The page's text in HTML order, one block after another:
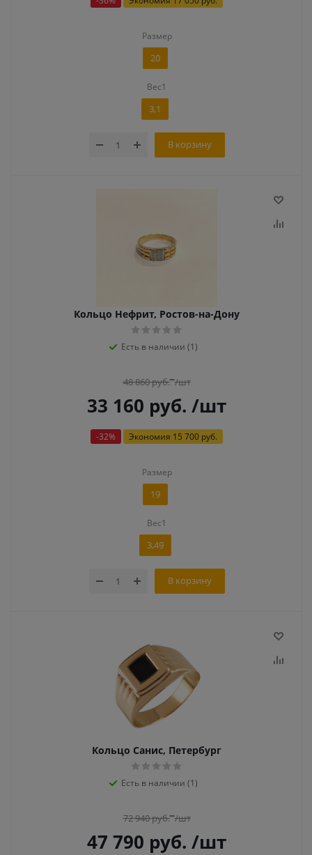
Размер
20
Вес1
3,1
В корзину
Кольцо Нефрит, Ростов-на-Дону
Есть в наличии (1)
48 860руб. /шт
33 160 руб. /шт
-32% Экономия 15 700 руб.
Размер
19
Вес1
3,49
В корзину
Кольцо Санис, Петербург
Есть в наличии (1)
72 940руб. /шт
47 790 руб. /шт